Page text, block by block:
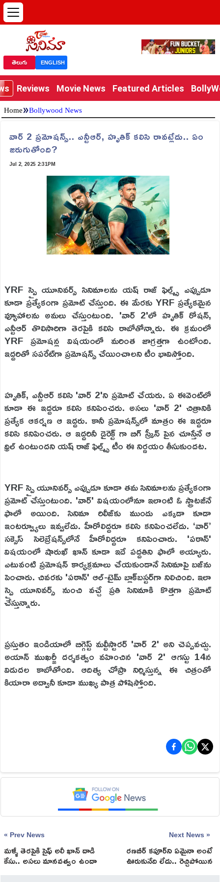
తెలుగు ENGLISH
Reviews Movie News Featured Articles
Home»Bollywood News
వార్ 2 ప్రమోషన్స్.. ఎన్టీఆర్, హృతిక్ కలిసి రావట్లేదు.. ఏం
జరుగుతోంది?
Jul 2, 2025 2:31PM
YRF స్పై యూనివర్స్ సినిమాలను యష్ రాజ్ ఫిల్మ్స్ ఎప్పుడూ
కూడా ప్రత్యేకంగా ప్రమోట్ చేస్తుంది. ఈ మేరకు YRF ప్రత్యేకమైన
వ్యూహాలను అమలు చేస్తుంటుంది. 'వార్ 2'లో హృతిక్ రోషన్,
ఎన్టీఆర్ తొలిసారిగా తెరపైకి కలిసి రాబోతోన్నారు. ఈ క్రమంలో
YRF ప్రమోషన్ల విషయంలో మరింత జాగ్రత్తగా ఉంటోంది.
ఇద్దరితో సపరేట్‌గా ప్రమోషన్స్ చేయించాలని టీం భావిస్తోంది.
హృతిక్, ఎన్టీఆర్ కలిసి 'వార్ 2'ని ప్రమోట్ చేయరు. ఏ ఈవెంట్‌లో
కూడా ఈ ఇద్దరూ కలిసి కనిపించరు. అసలు 'వార్ 2' చిత్రానికి
ప్రత్యేక ఆకర్షణ ఆ ఇద్దరు. కానీ ప్రమోషన్స్‌లో మాత్రం ఈ ఇద్దరూ
కలిసి కనిపించరు. ఆ ఇద్దరినీ డైరెక్ట్ గా బిగ్ స్క్రీన్ పైన చూస్తేనే ఆ
థ్రిల్ ఉంటుందని యష్ రాజ్ ఫిల్మ్స్ టీం ఈ నిర్ణయం తీసుకుందట.
YRF స్పై యూనివర్స్ ఎప్పుడూ కూడా తమ సినిమాలను ప్రత్యేకంగా
ప్రమోట్ చేస్తుంటుంది. 'వార్' విషయంలోనూ ఇలాంటి ఓ స్ట్రాటజీనే
ఫాలో అయింది. సినిమా రిలీజ్‌కు ముందు ఎక్కడా కూడా
ఇంటర్వ్యూలు ఇవ్వలేదు. హీరోలిద్దరూ కలిసి కనిపించలేదు. ‘వార్’
సక్సెస్ సెలెబ్రేషన్స్‌లోనే హీరోలిద్దరూ కనిపించారు. 'పఠాన్'
విషయంలో షారుఖ్ ఖాన్ కూడా ఇదే పద్దతిని ఫాలో అయ్యారు.
ఎటువంటి ప్రమోషన్ కార్యక్రమాలు చేయకుండానే సినిమాపై బజ్‌ను
పెంచారు. చివరకు 'పఠాన్' ఆల్-టైమ్ బ్లాక్‌బస్టర్‌గా నిలిచింది. ఇలా
స్పై యూనివర్స్‌ నుంచి వచ్చే ప్రతి సినిమాకి కొత్తగా ప్రమోట్
చేస్తున్నారు.
ప్రస్తుతం ఇండియాలో బిగ్గెస్ట్ మల్టీస్టారర్ 'వార్ 2' అని చెప్పవచ్చు.
అయాన్ ముఖర్జీ దర్శకత్వం వహించిన 'వార్ 2' ఆగస్టు 14న
విడుదల కాబోతోంది. ఆదిత్య చోప్రా నిర్మిస్తున్న ఈ చిత్రంతో
కియారా అద్వానీ కూడా ముఖ్య పాత్ర పోషిస్తోంది.
« Prev News
మళ్ళీ తెరపైకి సైఫ్ అలీ ఖాన్ దాడి
కేసు.. అసలు మానవత్వం ఉందా
Next News »
రణబీర్‌ కపూర్‌ని ఏమైనా అంటే
ఊరుకునేది లేదు.. రెచ్చిపోయిన
చిన్మయి!